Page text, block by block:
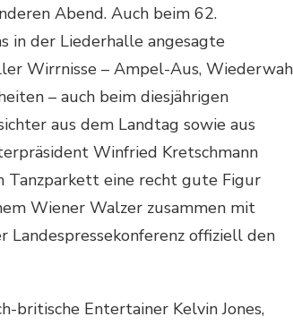
Abend. Auch beim 62.
in der Liederhalle angesagte
Wirrnisse – Ampel-Aus,
– auch beim diesjährigen
aus dem Landtag sowie aus
Winfried Kretschmann
Tanzparkett eine recht gute Figur
Wiener Walzer zusammen mit
Landespressekonferenz offiziell den
britische Entertainer Kelvin Jones,